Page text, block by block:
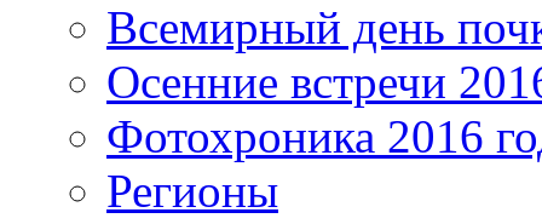
Всемирный день
Осенние встречи
Фотохроника 2016
Регионы